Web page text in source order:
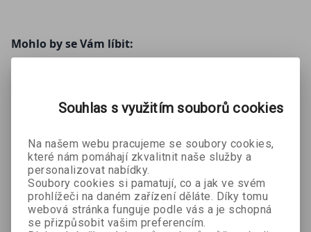
Mohlo by se Vám líbit:
Byt ve
městě Naga
Pancho
Utrpení těla
Monica J.
O’Rourke
Hrob pod
schody
Souhlas s využitím souborů cookies
Na našem webu pracujeme se soubory cookies,
které nám pomáhají zkvalitnit naše služby a
personalizovat nabídky.
Soubory cookies si pamatují, co a jak ve svém
prohlížeči na daném zařízení děláte. Díky tomu
webová stránka funguje podle vás a je schopná
se přizpůsobit vašim preferencím.